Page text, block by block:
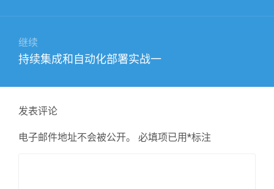
章：
继续
下
文
章：
持续集成和自动化部署实战一
发表评论
电子邮件地址不会被公开。 必填项已用*标注